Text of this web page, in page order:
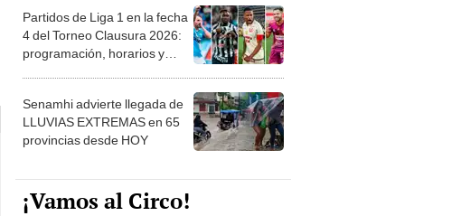
Partidos de Liga 1 en la fecha
4 del Torneo Clausura 2026:
programación, horarios y
Senamhi advierte llegada de
LLUVIAS EXTREMAS en 65
provincias desde HOY
¡Vamos al Circo!